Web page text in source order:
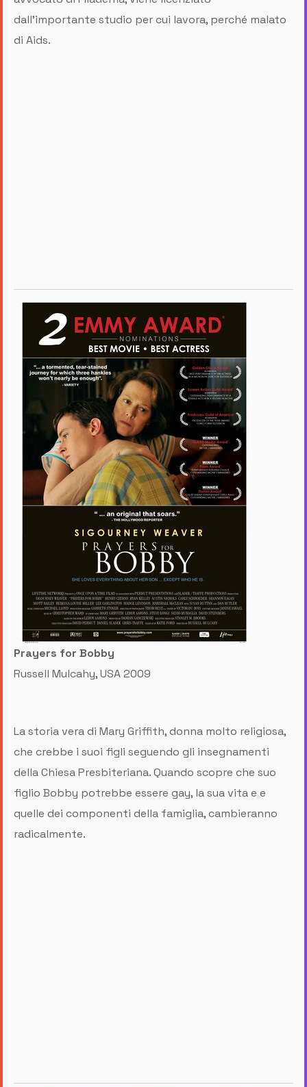
dall'importante studio per cui lavora, perché malato
di Aids.
Prayers for Bobby
Russell Mulcahy, USA 2009
La storia vera di Mary Griffith, donna molto religiosa,
che crebbe i suoi figli seguendo gli insegnamenti
della Chiesa Presbiteriana. Quando scopre che suo
figlio Bobby potrebbe essere gay, la sua vita e e
quelle dei componenti della famiglia, cambieranno
radicalmente.